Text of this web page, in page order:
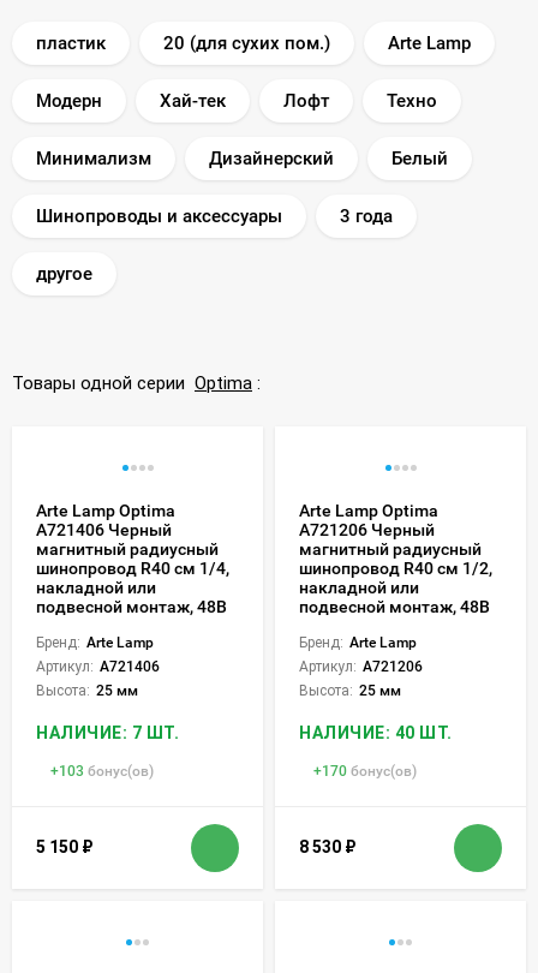
пластик 20 (для сухих пом.) Arte Lamp
Модерн Хай-тек Лофт Техно
Минимализм Дизайнерский Белый
Шинопроводы и аксессуары 3 года
другое
Товары одной серии Optima :
Arte Lamp Optima
A721406 Черный
магнитный радиусный
шинопровод R40 см 1/4,
накладной или
подвесной монтаж, 48В
Бренд: Arte Lamp
Артикул: A721406
Высота: 25 мм
НАЛИЧИЕ: 7 ШТ.
+103 бонус(ов)
5 150 ₽
Arte Lamp Optima
A721206 Черный
магнитный радиусный
шинопровод R40 см 1/2,
накладной или
подвесной монтаж, 48В
Бренд: Arte Lamp
Артикул: A721206
Высота: 25 мм
НАЛИЧИЕ: 40 ШТ.
+170 бонус(ов)
8 530 ₽